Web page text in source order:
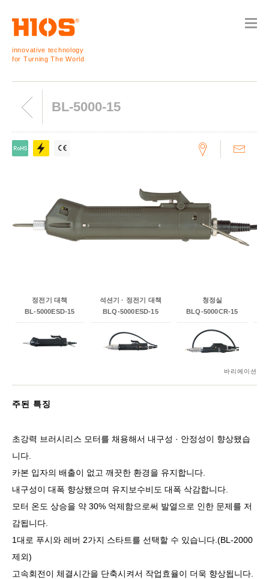
innovative technology
for Turning The World
BL-5000-15
바리에이션
정전기 대책
BL-5000ESD-15
석션기 · 정전기 대책
BLQ-5000ESD-15
청정실
BLQ-5000CR-15
주된 특징
초강력 브러시리스 모터를 채용해서 내구성 · 안정성이 향상됐습
니다.
카본 입자의 배출이 없고 깨끗한 환경을 유지합니다.
내구성이 대폭 향상됐으며 유지보수비도 대폭 삭감합니다.
모터 온도 상승을 약 30% 억제함으로써 발열으로 인한 문제를 저
감됩니다.
1대로 푸시와 레버 2가지 스타트를 선택할 수 있습니다.(BL-2000
제외)
고속회전이 체결시간을 단축시켜서 작업효율이 더욱 향상됩니다.